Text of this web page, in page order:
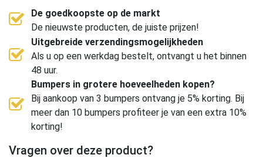
De goedkoopste op de markt
De nieuwste producten, de juiste prijzen!
Uitgebreide verzendingsmogelijkheden
Als u op een werkdag bestelt, ontvangt u het binnen
48 uur.
Bumpers in grotere hoeveelheden kopen?
Bij aankoop van 3 bumpers ontvang je 5% korting. Bij
meer dan 10 bumpers profiteer je van een extra 10%
korting!
Vragen over deze product?